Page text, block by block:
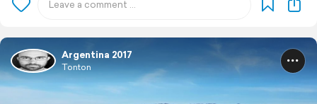
Argentina 2017
Tonton